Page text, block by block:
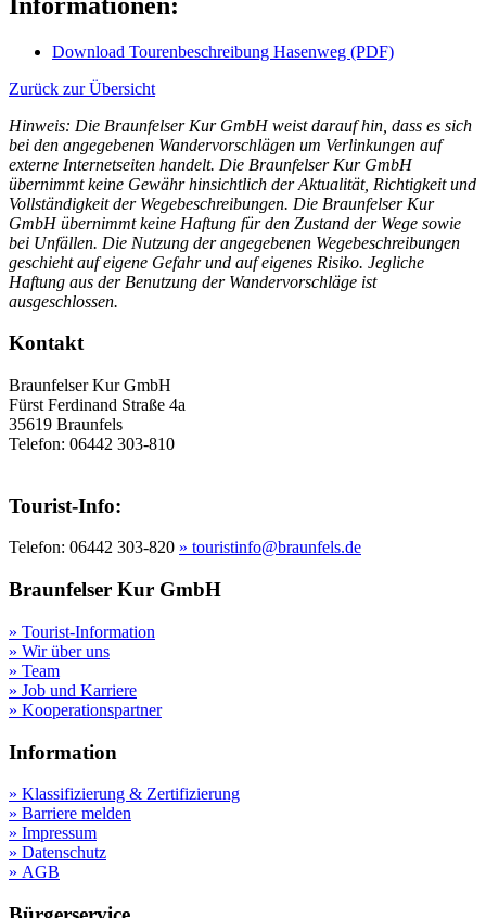
Download Tourenbeschreibung Hasenweg (PDF)
Zurück zur Übersicht
Hinweis: Die Braunfelser Kur GmbH weist darauf hin, dass es sich
bei den angegebenen Wandervorschlägen um Verlinkungen auf
externe Internetseiten handelt. Die Braunfelser Kur GmbH
übernimmt keine Gewähr hinsichtlich der Aktualität, Richtigkeit und
Vollständigkeit der Wegebeschreibungen. Die Braunfelser Kur
GmbH übernimmt keine Haftung für den Zustand der Wege sowie
bei Unfällen. Die Nutzung der angegebenen Wegebeschreibungen
geschieht auf eigene Gefahr und auf eigenes Risiko. Jegliche
Haftung aus der Benutzung der Wandervorschläge ist
ausgeschlossen.
Kontakt
Braunfelser Kur GmbH
Fürst Ferdinand Straße 4a
35619 Braunfels
Telefon: 06442 303-810
Tourist-Info:
Telefon: 06442 303-820 » touristinfo@braunfels.de
Braunfelser Kur GmbH
» Tourist-Information
» Wir über uns
» Team
» Job und Karriere
» Kooperationspartner
Information
» Klassifizierung & Zertifizierung
» Barriere melden
» Impressum
» Datenschutz
» AGB